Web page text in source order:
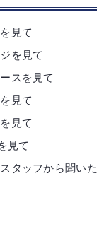
見て
を見て
スを見て
見て
見て
見て
タッフから聞いた